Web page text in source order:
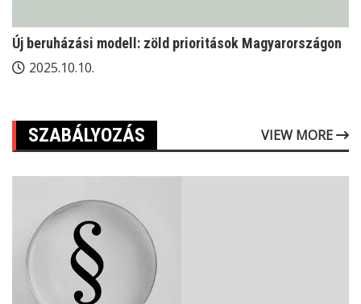
Új beruházási modell: zöld prioritások Magyarországon
2025.10.10.
SZABÁLYOZÁS VIEW MORE